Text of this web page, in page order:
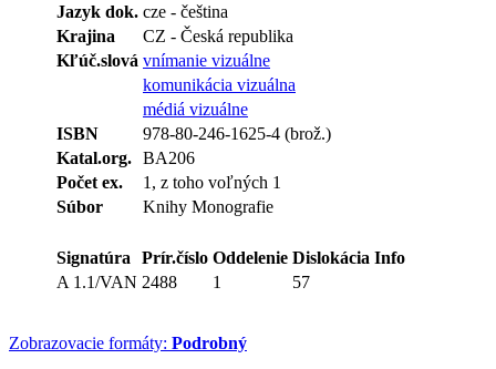
Jazyk dok. cze - čeština
Krajina
CZ - Česká republika
Kľúč.slová vnímanie vizuálne
komunikácia vizuálna
médiá vizuálne
ISBN
978-80-246-1625-4 (brož.)
Katal.org. BA206
Počet ex.
1, z toho voľných 1
Súbor
Knihy Monografie
Signatúra Prír.číslo Oddelenie Dislokácia Info
A 1.1/VAN 2488 1 57
Zobrazovacie formáty: Podrobný